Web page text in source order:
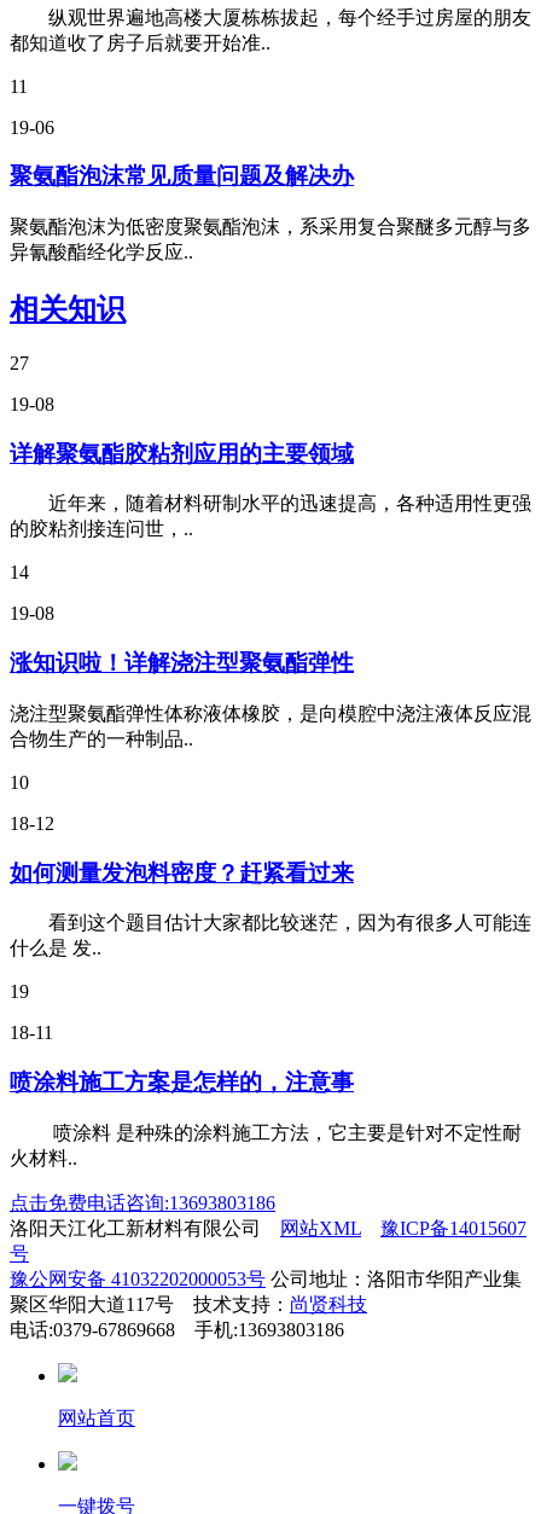
纵观世界遍地高楼大厦栋栋拔起，每个经手过房屋的朋友
都知道收了房子后就要开始准..
11
19-06
聚氨酯泡沫常见质量问题及解决办
聚氨酯泡沫为低密度聚氨酯泡沫，系采用复合聚醚多元醇与多
异氰酸酯经化学反应..
相关知识
27
19-08
详解聚氨酯胶粘剂应用的主要领域
近年来，随着材料研制水平的迅速提高，各种适用性更强
的胶粘剂接连问世，..
14
19-08
涨知识啦！详解浇注型聚氨酯弹性
浇注型聚氨酯弹性体称液体橡胶，是向模腔中浇注液体反应混
合物生产的一种制品..
10
18-12
如何测量发泡料密度？赶紧看过来
看到这个题目估计大家都比较迷茫，因为有很多人可能连
什么是 发..
19
18-11
喷涂料施工方案是怎样的，注意事
喷涂料 是种殊的涂料施工方法，它主要是针对不定性耐
火材料..
点击免费电话咨询:13693803186
洛阳天江化工新材料有限公司
网站XML
豫ICP备14015607
号
豫公网安备 41032202000053号 公司地址：洛阳市华阳产业集
聚区华阳大道117号 技术支持： 尚贤科技
电话:0379-67869668 手机:13693803186
网站首页
一键拨号